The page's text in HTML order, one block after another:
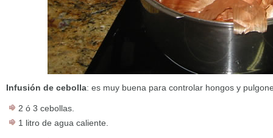
Infusión de cebolla: es muy buena para controlar hongos y
2 ó 3 cebollas.
1 litro de agua caliente.